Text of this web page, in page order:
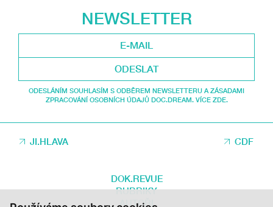
NEWSLETTER
ODESLAT
ODESLÁNÍM SOUHLASÍM S ODBĚREM NEWSLETTERU A ZÁSADAMI
ZPRACOVÁNÍ OSOBNÍCH ÚDAJŮ DOC.DREAM. VÍCE ZDE.
JI.HLAVA CDF
DOK.REVUE
RUBRIKY
AUTOŘI